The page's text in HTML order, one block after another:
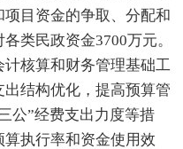
目资金的争取、分配和
类民政资金3700万元。
核算和财务管理基础工
结构优化，提高预算管
公”经费支出力度等措
执行率和资金使用效